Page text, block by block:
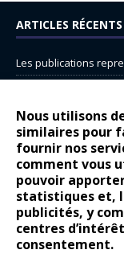
Nous utilisons
similaires pour
fournir nos
comment vous
pouvoir
statistiques et,
publicités, y
centres
consentement.
ARTICLES RÉCENTS
Les publications
14 juillet : nouveau
Renault Espace :
Peugeot E-208 GTi :
COMMENTAIRES
Bernard Dardart